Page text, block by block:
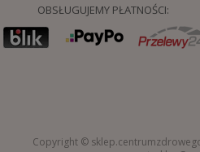
OBSŁUGUJEMY PŁATNOŚCI:
Copyright ©